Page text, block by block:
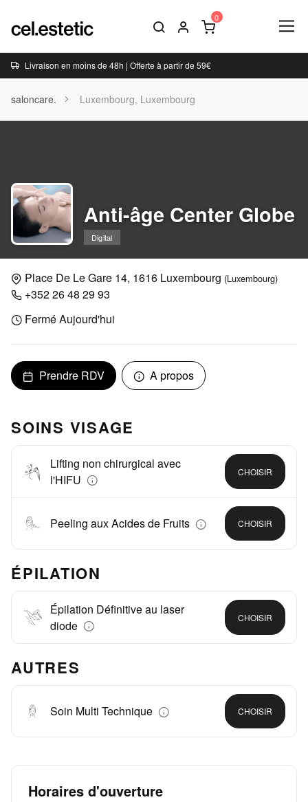
Livraison en moins de 48h | Offerte à partir de 59€
saloncare. Luxembourg, Luxembourg
Anti-âge Center Globe
Digital
Place De Le Gare 14, 1616 Luxembourg (Luxembourg)
+352 26 48 29 93
Fermé Aujourd'hui
Prendre RDV A propos
SOINS VISAGE
Lifting non chirurgical avec
l'HIFU
CHOISIR
Peeling aux Acides de Fruits CHOISIR
ÉPILATION
Épilation Définitive au laser
diode
CHOISIR
AUTRES
Soin Multi Technique CHOISIR
Horaires d'ouverture